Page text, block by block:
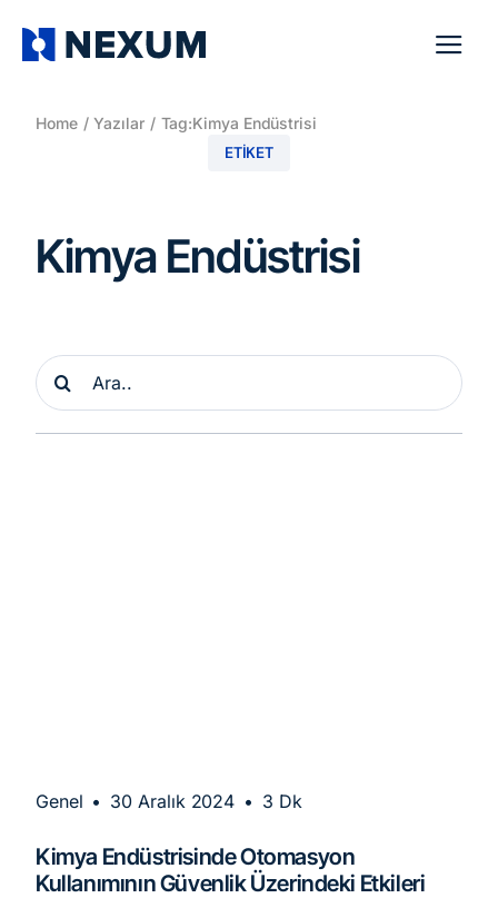
content
Home Yazılar Tag:Kimya Endüstrisi
ETIKET
Kimya Endüstrisi
Ara:
Genel • 30 Aralık 2024 • 3 Dk
Kimya Endüstrisinde Otomasyon
Kullanımının Güvenlik Üzerindeki Etkileri